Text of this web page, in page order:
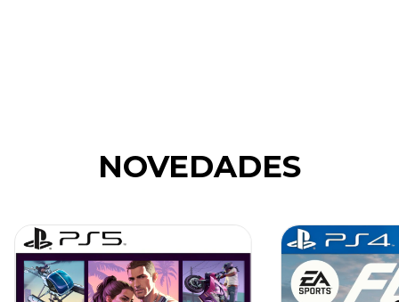
NOVEDADES